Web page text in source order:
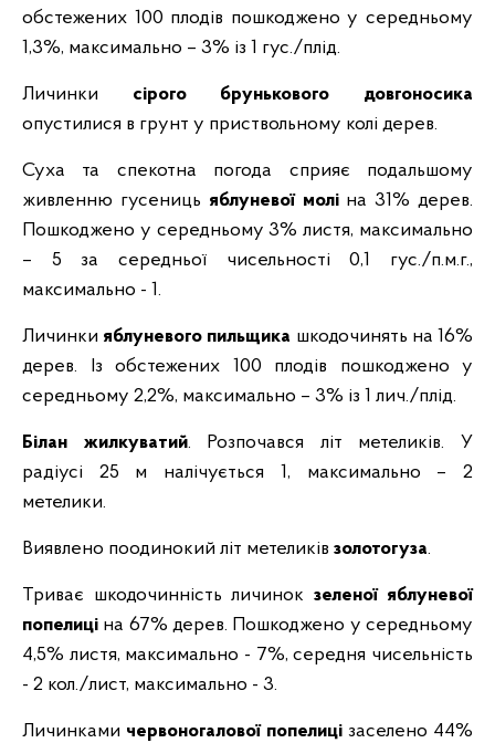
обстежених 100 плодів пошкоджено у середньому
1,3%, максимально – 3% із 1 гус./плід.
Личинки сірого брунькового довгоносика
опустилися в грунт у приствольному колі дерев.
Суха та спекотна погода сприяє подальшому
живленню гусениць яблуневої моліна 31% дерев.
Пошкоджено у середньому 3% листя, максимально
– 5 за середньої чисельності 0,1 гус./п.м.г.,
максимально - 1.
Личинки яблуневого пильщика шкодочинять на 16%
дерев. Із обстежених 100 плодів пошкоджено у
середньому 2,2%, максимально – 3% із 1 лич./плід.
Білан жилкуватий. Розпочався літ метеликів. У
радіусі 25 м налічується 1, максимально – 2
метелики.
Виявлено поодинокий літ метеликів золотогуза.
Триває шкодочинність личинок зеленої яблуневої
попелиці на 67% дерев. Пошкоджено у середньому
4,5% листя, максимально - 7%, середня чисельність
- 2 кол./лист, максимально - 3.
Личинками червоногалової попелиці заселено 44%